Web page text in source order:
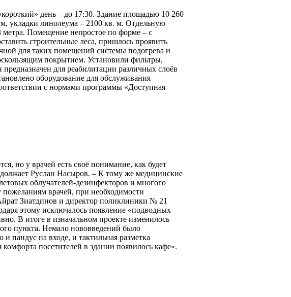
день – до 17:30. Здание площадью 10 260
м, укладки линолеума – 2100 кв. м. Отдельную
метра. Помещение непростое по форме – с
строительные леса, пришлось проявить
для таких помещений системы подогрева и
покрытием. Установили фильтры,
для реабилитации различных слоёв
оборудование для обслуживания
с нормами программы «Доступная
но у врачей есть своё понимание, как будет
Руслан Насыров. – К тому же медицинские
облучателей-дезинфекторов и многого
врачей, при необходимости
Зиатдинов и директор поликлиники № 21
этому исключалось появление «подводных
В итоге в изначальном проекте изменилось
пункта. Немало нововведений было
на входе, и тактильная разметка
посетителей в здании появилось кафе».